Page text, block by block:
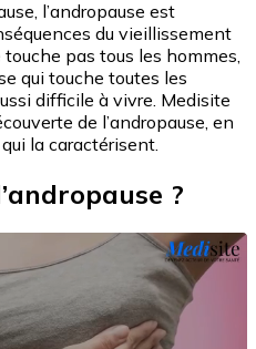
l’andropause est
du vieillissement
pas tous les hommes,
qui touche toutes les
difficile à vivre. Medisite
de l’andropause, en
la caractérisent.
?